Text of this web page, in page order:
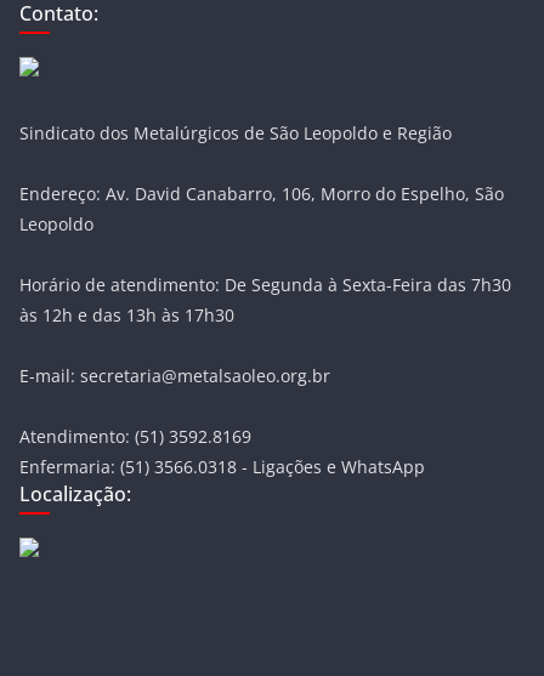
Contato:
Sindicato dos Metalúrgicos de São Leopoldo e Região
Endereço: Av. David Canabarro, 106, Morro do Espelho, São
Leopoldo
Horário de atendimento: De Segunda à Sexta-Feira das 7h30
às 12h e das 13h às 17h30
E-mail: secretaria@metalsaoleo.org.br
Atendimento: (51) 3592.8169
Enfermaria: (51) 3566.0318 - Ligações e WhatsApp
Localização: